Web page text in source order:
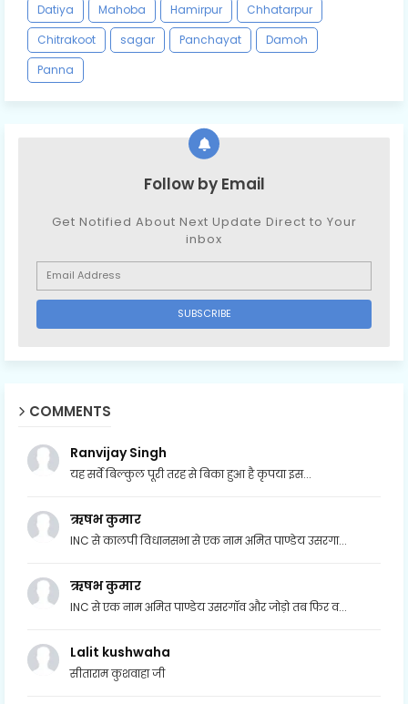
Datiya
Mahoba Hamirpur
Chhatarpur
Chitrakoot
sagar Panchayat
Damoh
Panna
Follow by Email
Get Notified About Next Update Direct to Your
inbox
COMMENTS
Ranvijay Singh
यह सर्वे बिल्कुल पूरी तरह से बिका हुआ है कृपया इस...
ऋषभ कुमार
INC से कालपी विधानसभा से एक नाम अमित पाण्डेय उसरगा...
ऋषभ कुमार
INC से एक नाम अमित पाण्डेय उसरगॉव और जोड़ो तब फिर व...
Lalit kushwaha
सीताराम कुशवाहा जी